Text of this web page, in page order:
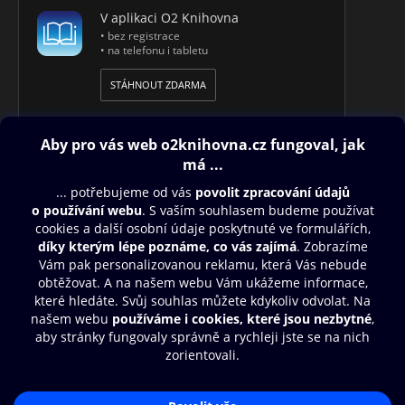
V aplikaci O2 Knihovna
• bez registrace
• na telefonu i tabletu
STÁHNOUT ZDARMA
Obsah ke stažení
Moje O2 Knihovna
Další zábava
© O2 Czech Republic a.s.